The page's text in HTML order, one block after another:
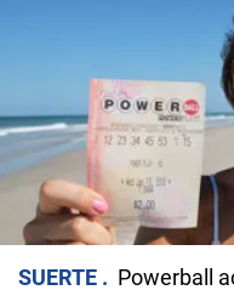
SUERTE
Powerball